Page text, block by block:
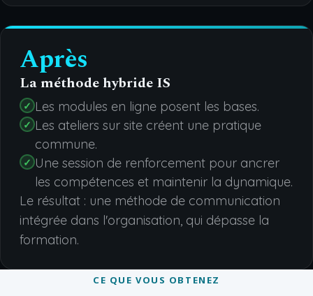
Après
La méthode hybride IS
Les modules en ligne posent les bases.
Les ateliers sur site créent une pratique
commune.
Une session de renforcement pour ancrer
les compétences et maintenir la dynamique.
Le résultat : une méthode de communication
intégrée dans l'organisation, qui dépasse la
formation.
CE QUE VOUS OBTENEZ